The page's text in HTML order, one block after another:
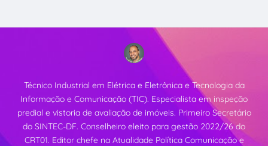
Técnico Industrial em Elétrica e Eletrônica e Tecnologia da
Informação e Comunicação (TIC). Especialista em inspeção
predial e vistoria de avaliação de imóveis. Primeiro Secretário
do SINTEC-DF. Conselheiro eleito para gestão 2022/26 do
CRT01. Editor chefe na Atualidade Política Comunicação e